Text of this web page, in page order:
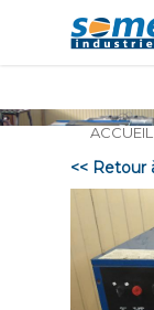
ACCUEIL
<< Retour